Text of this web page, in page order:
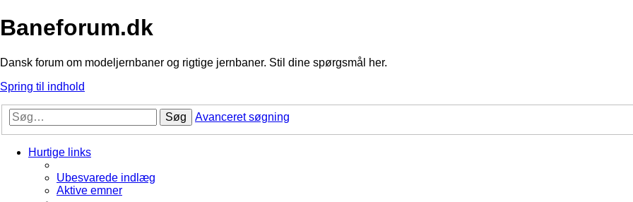
Baneforum.dk
Dansk forum om modeljernbaner og rigtige jernbaner. Stil dine spørgsmål her.
Spring til indhold
Søg Avanceret søgning
Hurtige links
Ubesvarede indlæg
Aktive emner